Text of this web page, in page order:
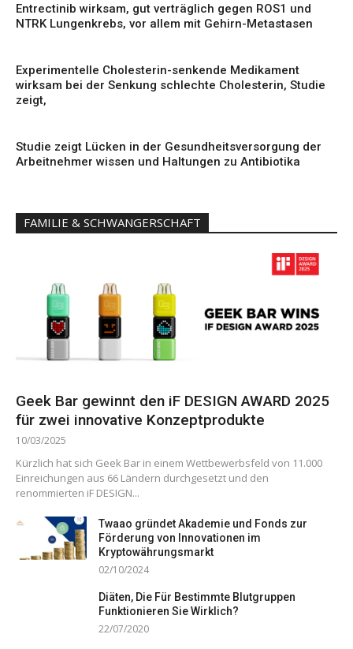
Entrectinib wirksam, gut verträglich gegen ROS1 und
NTRK Lungenkrebs, vor allem mit Gehirn-Metastasen
Experimentelle Cholesterin-senkende Medikament
wirksam bei der Senkung schlechte Cholesterin, Studie
zeigt,
Studie zeigt Lücken in der Gesundheitsversorgung der
Arbeitnehmer wissen und Haltungen zu Antibiotika
FAMILIE & SCHWANGERSCHAFT
Geek Bar gewinnt den iF DESIGN AWARD 2025
für zwei innovative Konzeptprodukte
10/03/2025
Kürzlich hat sich Geek Bar in einem Wettbewerbsfeld von 11.000
Einreichungen aus 66 Ländern durchgesetzt und den
renommierten iF DESIGN...
Twaao gründet Akademie und Fonds zur
Förderung von Innovationen im
Kryptowährungsmarkt
02/10/2024
Diäten, Die Für Bestimmte Blutgruppen
Funktionieren Sie Wirklich?
22/07/2020